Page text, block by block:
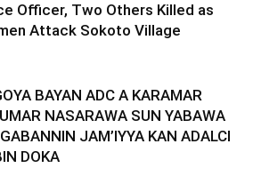
Officer, Two Others Killed as
Attack Sokoto Village
BAYAN ADC A KARAMAR
NASARAWA SUN YABAWA
JAM’IYYA KAN ADALCI
DOKA